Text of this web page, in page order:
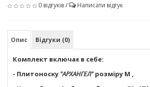
0 відгуків/ Написати відгук
Опис Відгуки (0)
Комплект включає в себе:
- Плитоноску "АРХАНГЕЛ"розміру М ,